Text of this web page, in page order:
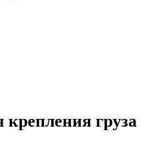
груза